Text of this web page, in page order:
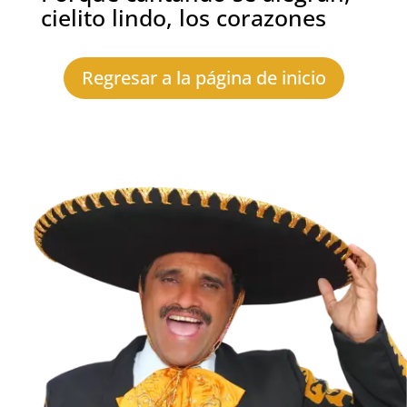
cielito lindo, los corazones
Regresar a la página de inicio